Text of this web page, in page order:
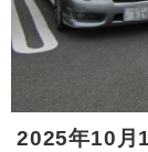
2025年10月